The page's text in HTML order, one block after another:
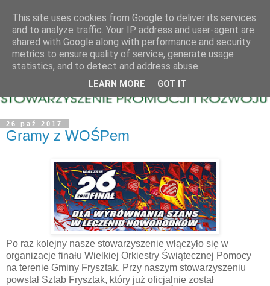
26 paź 2017
Gramy z WOŚPem
Po raz kolejny nasze stowarzyszenie włączyło się w
organizacje finału Wielkiej Orkiestry Świątecznej Pomocy
na terenie Gminy Frysztak. Przy naszym stowarzyszeniu
powstał Sztab Frysztak, który już oficjalnie został
This site uses cookies from Google to deliver its services
and to analyze traffic. Your IP address and user-agent are
shared with Google along with performance and security
metrics to ensure quality of service, generate usage
statistics, and to detect and address abuse.
LEARN MORE GOT IT